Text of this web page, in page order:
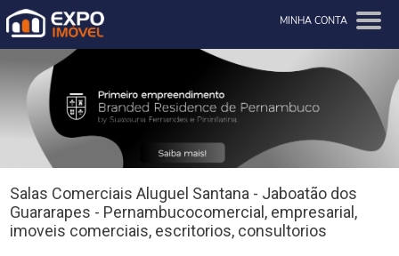
MINHA CONTA
Salas Comerciais Aluguel Santana - Jaboatão dos
Guararapes - Pernambucocomercial, empresarial,
imoveis comerciais, escritorios, consultorios